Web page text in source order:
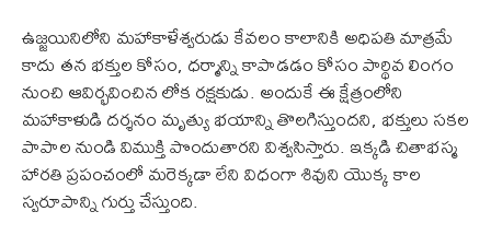
ఉజ్జయినిలోని మహాకాళేశ్వరుడు కేవలం కాలానికి అధిపతి మాత్రమే
కాదు తన భక్తుల కోసం, ధర్మాన్ని కాపాడడం కోసం పార్థివ లింగం
నుంచి ఆవిర్భవించిన లోక రక్షకుడు. అందుకే ఈ క్షేత్రంలోని
మహాకాళుడి దర్శనం మృత్యు భయాన్ని తొలగిస్తుందని, భక్తులు సకల
పాపాల నుండి విముక్తి పొందుతారని విశ్వసిస్తారు. ఇక్కడి చితాభస్మ
హారతి ప్రపంచంలో మరెక్కడా లేని విధంగా శివుని యొక్క కాల
స్వరూపాన్ని గుర్తు చేస్తుంది.